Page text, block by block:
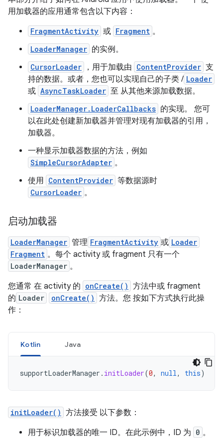
用加载器的应用通常包含以下内容：
FragmentActivity 或 Fragment 。
LoaderManager 的实例。
CursorLoader ，用于加载由 ContentProvider 支
持的数据。或者，您也可以实现自己的子类 / Loader
或 AsyncTaskLoader 至 从其他来源加载数据。
LoaderManager.LoaderCallbacks 的实现。 您可
以在此处创建新加载器并管理对现有加载器的引用，
加载器。
一种显示加载器数据的方法，例如
SimpleCursorAdapter 。
使用 ContentProvider 等数据源时
CursorLoader 。
启动加载器
LoaderManager 管理 FragmentActivity 或 Loader
Fragment 。每个 activity 或 fragment 只有一个
LoaderManager 。
您通常 在 activity 的 onCreate() 方法中或 fragment
的 Loader onCreate() 方法。您 按如下方式执行此操
作：
Kotlin Java
supportLoaderManager . initLoader(0, null, this)
initLoader() 方法接受 以下参数：
用于标识加载器的唯一 ID。在此示例中，ID 为 0 。